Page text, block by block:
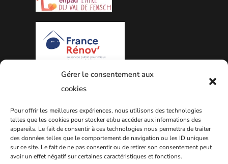
Gérer le consentement aux
cookies
Pour offrir les meilleures expériences, nous utilisons des technologies
telles que les cookies pour stocker et/ou accéder aux informations des
appareils. Le fait de consentir à ces technologies nous permettra de traiter
des données telles que le comportement de navigation ou les ID uniques
sur ce site. Le fait de ne pas consentir ou de retirer son consentement peut
avoir un effet négatif sur certaines caractéristiques et fonctions.